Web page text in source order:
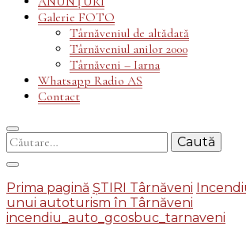
Galerie FOTO
Târnăveniul de altădată
Târnăveniul anilor 2000
Târnăveni – Iarna
Whatsapp Radio AS
Contact
Caută
după:
Prima pagină ȘTIRI Târnăveni
unui autoturism în Târnăveni
incendiu_auto_gcosbuc_tarnaveni